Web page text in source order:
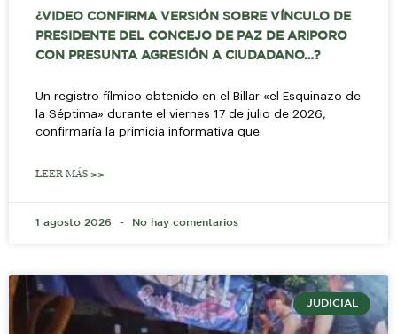
¿VIDEO CONFIRMA VERSIÓN SOBRE VÍNCULO DE
PRESIDENTE DEL CONCEJO DE PAZ DE ARIPORO
CON PRESUNTA AGRESIÓN A CIUDADANO…?
Un registro fílmico obtenido en el Billar «el Esquinazo de
la Séptima» durante el viernes 17 de julio de 2026,
confirmaría la primicia informativa que
LEER MÁS >>
1 agosto 2026 No hay comentarios
JUDICIAL